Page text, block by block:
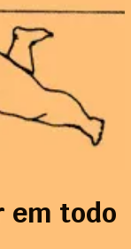
em todo